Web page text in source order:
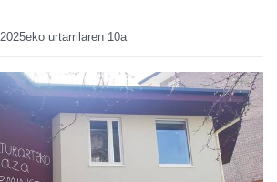
2025eko urtarrilaren 10a